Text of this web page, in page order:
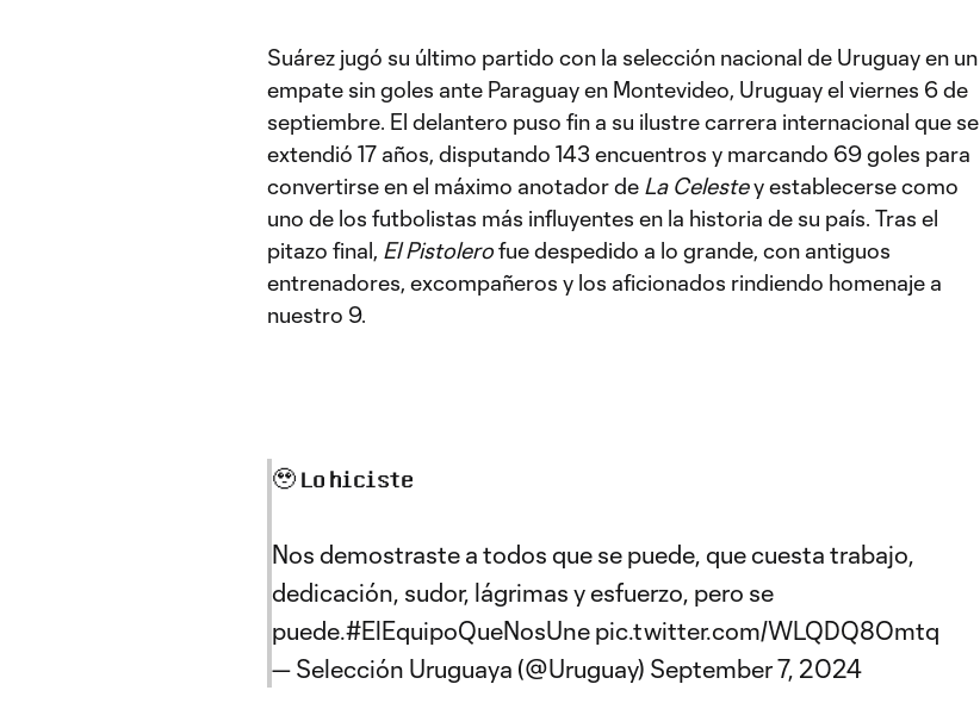
Suárez jugó su último partido con la selección nacional de Uruguay en un
empate sin goles ante Paraguay en Montevideo, Uruguay el viernes 6 de
septiembre. El delantero puso fin a su ilustre carrera internacional que se
extendió 17 años, disputando 143 encuentros y marcando 69 goles para
convertirse en el máximo anotador de La Celestey establecerse como
uno de los futbolistas más influyentes en la historia de su país. Tras el
pitazo final, El Pistolerofue despedido a lo grande, con antiguos
entrenadores, excompañeros y los aficionados rindiendo homenaje a
nuestro 9.
🥹 𝐋𝐨 𝐡𝐢𝐜𝐢𝐬𝐭𝐞
Nos demostraste a todos que se puede, que cuesta trabajo,
dedicación, sudor, lágrimas y esfuerzo, pero se
puede.#ElEquipoQueNosUne pic.twitter.com/WLQDQ8Omtq
— Selección Uruguaya (@Uruguay) September 7, 2024